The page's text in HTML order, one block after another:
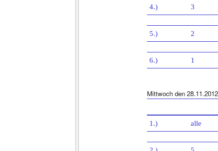
4.) 3
5.) 2
6.) 1
Mittwoch den 28.11.2012
1.) alle